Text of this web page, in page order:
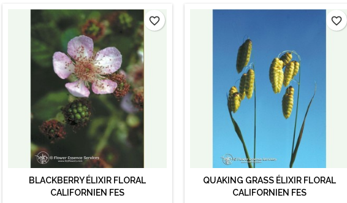
BLACKBERRY ÉLIXIR FLORAL
CALIFORNIEN FES
favorite_border
QUAKING GRASS ÉLIXIR FLORAL
CALIFORNIEN FES
favorite_border